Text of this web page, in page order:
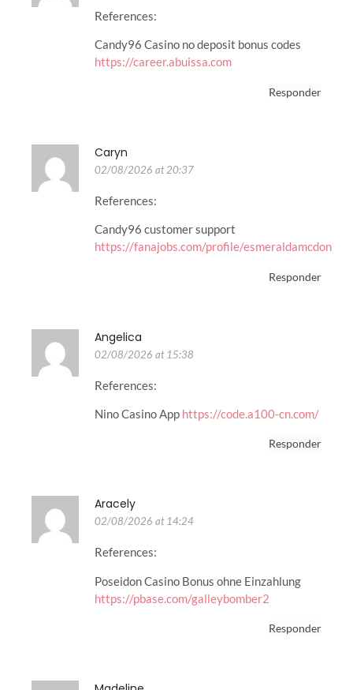
References:
Candy96 Casino no deposit bonus codes
https://career.abuissa.com
Responder
Caryn
02/08/2026 at 20:37
References:
Candy96 customer support
https://fanajobs.com/profile/esmeraldamcdon
Responder
Angelica
02/08/2026 at 15:38
References:
Nino Casino App https://code.a100-cn.com/
Responder
Aracely
02/08/2026 at 14:24
References:
Poseidon Casino Bonus ohne Einzahlung
https://pbase.com/galleybomber2
Responder